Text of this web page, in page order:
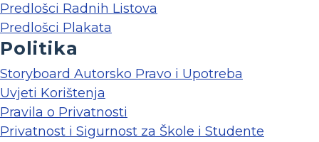
Predlošci Radnih Listova
Predlošci Plakata
Politika
Storyboard Autorsko Pravo i Upotreba
Uvjeti Korištenja
Pravila o Privatnosti
Privatnost i Sigurnost za Škole i Studente